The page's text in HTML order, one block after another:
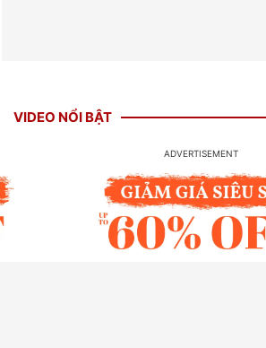
VIDEO NỔI BẬT